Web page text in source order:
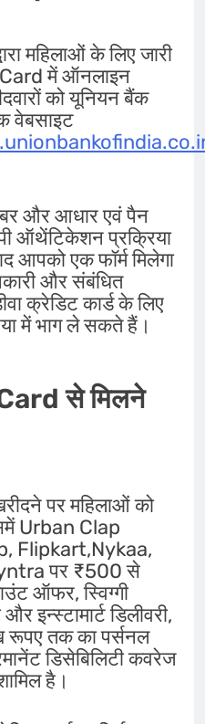
महिलाओं के लिए जारी
में ऑनलाइन
को यूनियन बैंक
वेबसाइट
और आधार एवं पैन
ऑथेंटिकेशन प्रक्रिया
आपको एक फॉर्म मिलेगा
और संबंधित
क्रेडिट कार्ड के लिए
में भाग ले सकते हैं।
से मिलने
पर महिलाओं को
Urban Clap
Flipkart,Nykaa,
पर ₹500 से
ऑफर, स्विग्गी
इन्स्टामार्ट डिलीवरी,
तक का पर्सनल
डिसेबिलिटी कवरेज
है।